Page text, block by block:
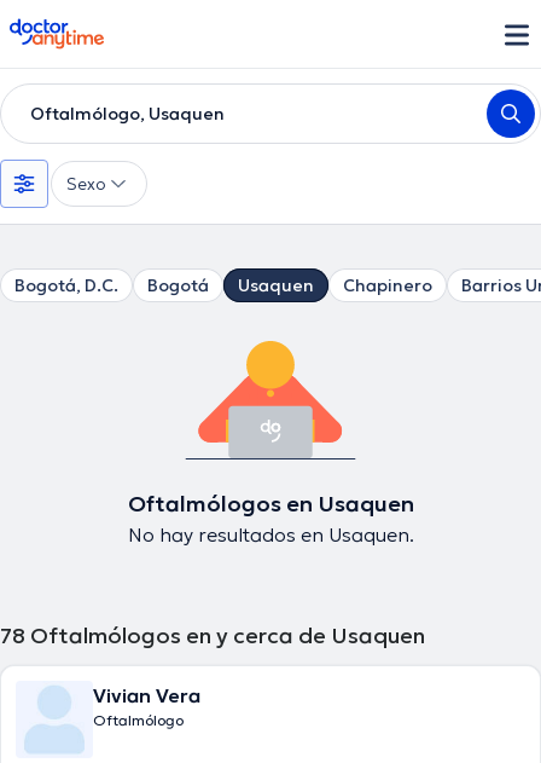
doctoranytime
Oftalmólogo, Usaquen
Sexo
Bogotá, D.C. Bogotá Usaquen Chapinero Barrios
Oftalmólogos en Usaquen
No hay resultados en Usaquen.
78 Oftalmólogos en y cerca de Usaquen
Vivian Vera
Oftalmólogo